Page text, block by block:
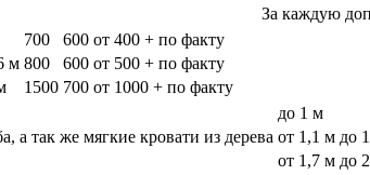
За каждую
700 600 от 400 + по факту
м 800 600 от 500 + по факту
1500 700 от 1000 + по факту
а так же мягкие кровати из дерева
до 1 м
от 1,1 м до
от 1,7 м до